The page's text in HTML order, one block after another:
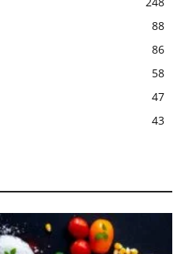
88
86
58
47
43